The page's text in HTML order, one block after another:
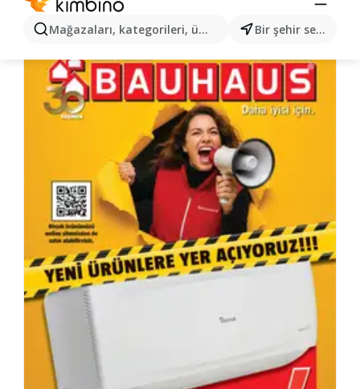
Mağazaları, kategorileri, ürünleri arayın... Bir şehir seçin
Kategoriden daha fazla katalog